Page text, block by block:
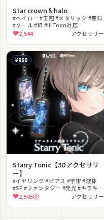
Star crown＆halo
#ヘイロー #王冠 #メタリック #無料
#クール #銀 #lilToon対応
2,544 アクセサリー
¥900
Starry Tonic【3Dアクセサリ
ー】
#イヤリング #ピアス #宇宙 #液体
#SF #ファンタジー #発光 #キラキラ
#撮影向け #シェーダー
2,505 アクセサリー